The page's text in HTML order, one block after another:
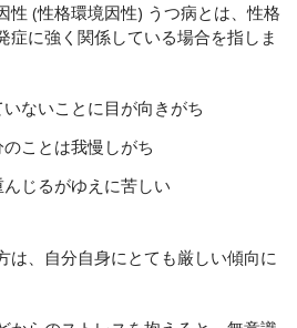
性 (性格環境因性) うつ病とは、性格
症に強く関係している場合を指しま
ないことに目が向きがち
ことは我慢しがち
じるがゆえに苦しい
は、自分自身にとても厳しい傾向に